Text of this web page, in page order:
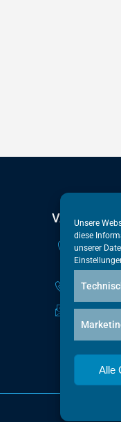
Unsere
diese
unserer
Alle
VATM-
10117
+49 30